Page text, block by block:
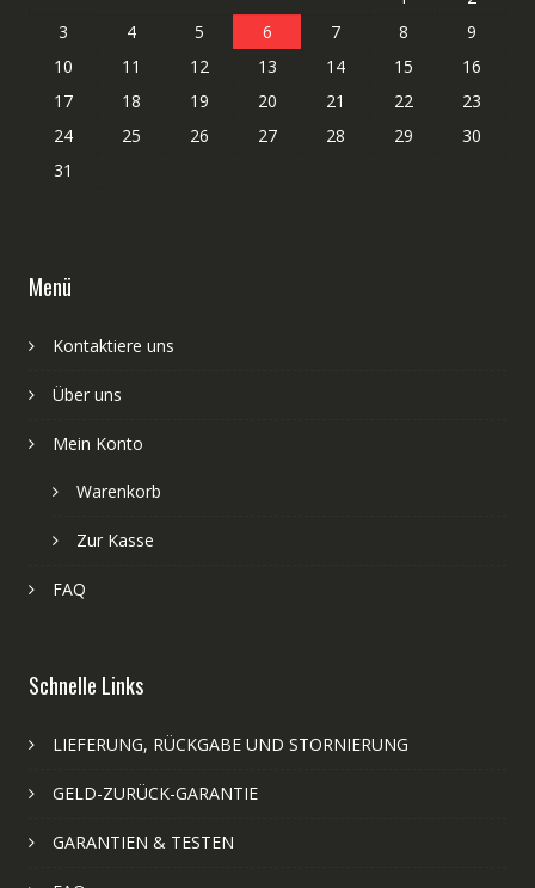
3
4 5 6 7 8
9
10
11 12 13 14 15
16
17
18 19 20 21 22
23
24
25 26 27 28 29
30
31
Menü
Kontaktiere uns
Über uns
Mein Konto
Warenkorb
Zur Kasse
FAQ
Schnelle Links
LIEFERUNG, RÜCKGABE UND STORNIERUNG
GELD-ZURÜCK-GARANTIE
GARANTIEN & TESTEN